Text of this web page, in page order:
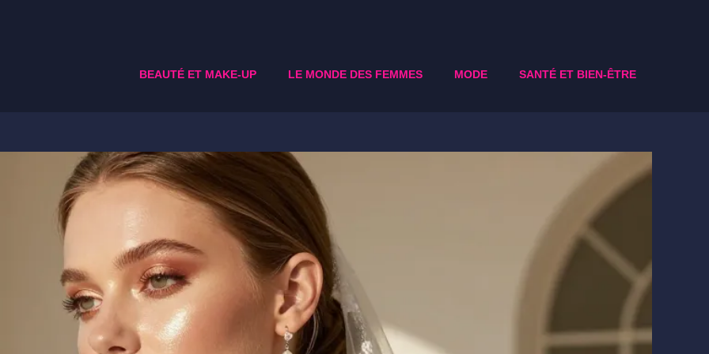
BEAUTÉ ET MAKE-UP LE MONDE DES FEMMES MODE SANTÉ ET BIEN-ÊTRE